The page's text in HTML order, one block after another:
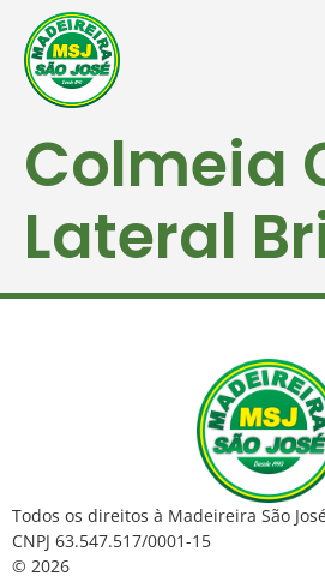
Colmeia
Lateral
Todos os direitos à Madeireira São
CNPJ 63.547.517/0001-15
© 2026